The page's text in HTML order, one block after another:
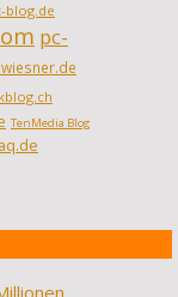
blog.de
pc-
TenMedia Blog